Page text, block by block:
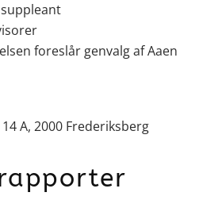
foreslår genvalg af Aaen
A, 2000 Frederiksberg